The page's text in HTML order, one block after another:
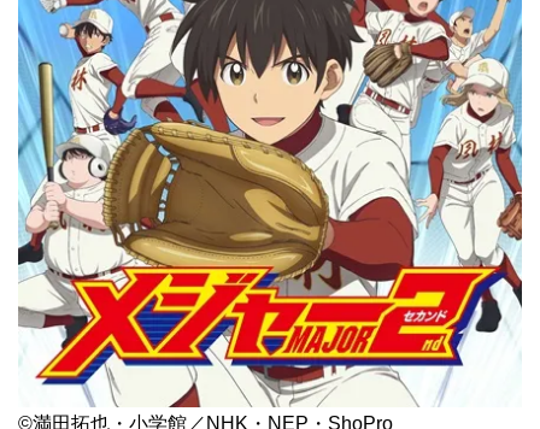
©満田拓也・小学館／NHK・NEP・ShoPro